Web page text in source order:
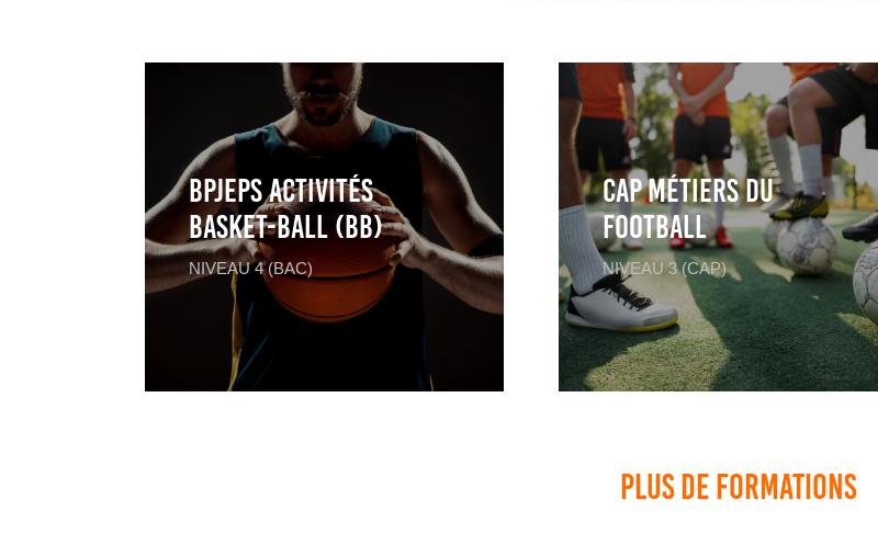
BPJEPS Activités
Basket-Ball (BB)
NIVEAU 4 (BAC)
CAP Métiers du
Football
NIVEAU 3 (CAP)
Plus de formations